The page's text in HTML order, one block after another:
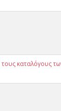
καταλόγους